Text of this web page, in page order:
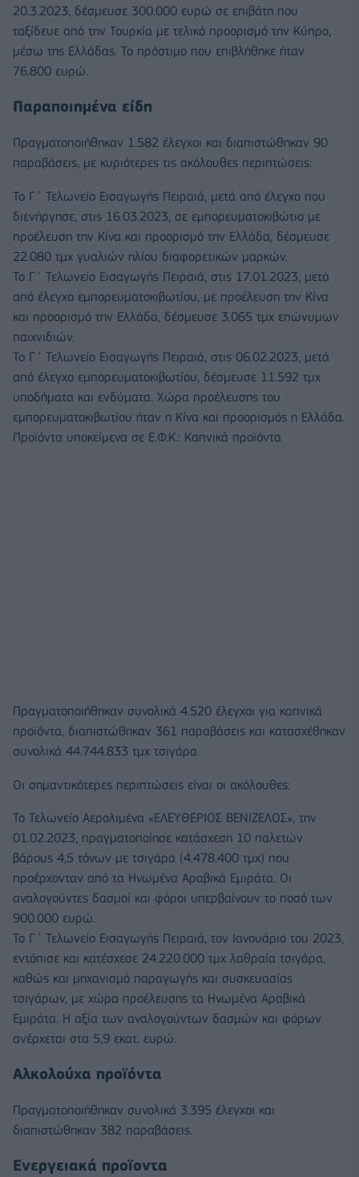
20.3.2023, δέσμευσε 300.000 ευρώ σε επιβάτη που
ταξίδευε από την Τουρκία με τελικό προορισμό την Κύπρο,
μέσω της Ελλάδας. Το πρόστιμο που επιβλήθηκε ήταν
76.800 ευρώ.
Παραποιημένα είδη
Πραγματοποιήθηκαν 1.582 έλεγχοι και διαπιστώθηκαν 90
παραβάσεις, με κυριότερες τις ακόλουθες περιπτώσεις:
Το Γ΄ Τελωνείο Εισαγωγής Πειραιά, μετά από έλεγχο που
διενήργησε, στις 16.03.2023, σε εμπορευματοκιβώτιο με
προέλευση την Κίνα και προορισμό την Ελλάδα, δέσμευσε
22.080 τμχ γυαλιών ηλίου διαφορετικών μαρκών.
Το Γ΄ Τελωνείο Εισαγωγής Πειραιά, στις 17.01.2023, μετά
από έλεγχο εμπορευματοκιβωτίου, με προέλευση την Κίνα
και προορισμό την Ελλάδα, δέσμευσε 3.065 τμχ επώνυμων
παιχνιδιών.
Το Γ΄ Τελωνείο Εισαγωγής Πειραιά, στις 06.02.2023, μετά
από έλεγχο εμπορευματοκιβωτίου, δέσμευσε 11.592 τμχ
υποδήματα και ενδύματα. Χώρα προέλευσης του
εμπορευματοκιβωτίου ήταν η Κίνα και προορισμός η Ελλάδα.
Προϊόντα υποκείμενα σε Ε.Φ.Κ.: Καπνικά προϊόντα
Πραγματοποιήθηκαν συνολικά 4.520 έλεγχοι για καπνικά
προϊόντα, διαπιστώθηκαν 361 παραβάσεις και κατασχέθηκαν
συνολικά 44.744.833 τμχ τσιγάρα.
Οι σημαντικότερες περιπτώσεις είναι οι ακόλουθες:
Το Τελωνείο Αερολιμένα «ΕΛΕΥΘΕΡΙΟΣ ΒΕΝΙΖΕΛΟΣ», την
01.02.2023, πραγματοποίησε κατάσχεση 10 παλετών
βάρους 4,5 τόνων με τσιγάρα (4.478.400 τμχ) που
προέρχονταν από τα Ηνωμένα Αραβικά Εμιράτα. Οι
αναλογούντες δασμοί και φόροι υπερβαίνουν το ποσό των
900.000 ευρώ.
Το Γ΄ Τελωνείο Εισαγωγής Πειραιά, τον Ιανουάριο του 2023,
εντόπισε και κατέσχεσε 24.220.000 τμχ λαθραία τσιγάρα,
καθώς και μηχανισμό παραγωγής και συσκευασίας
τσιγάρων, με χώρα προέλευσης τα Ηνωμένα Αραβικά
Εμιράτα. Η αξία των αναλογούντων δασμών και φόρων
ανέρχεται στα 5,9 εκατ. ευρώ.
Αλκολούχα προϊόντα
Πραγματοποιήθηκαν συνολικά 3.395 έλεγχοι και
διαπιστώθηκαν 382 παραβάσεις.
Ενεργειακά προϊοντα